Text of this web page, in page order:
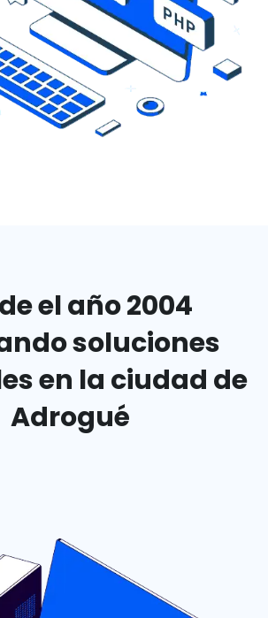
el año 2004
soluciones
en la ciudad de
Adrogué